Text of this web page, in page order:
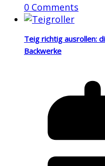
0 Comments
Teig richtig ausrollen:
Backwerke